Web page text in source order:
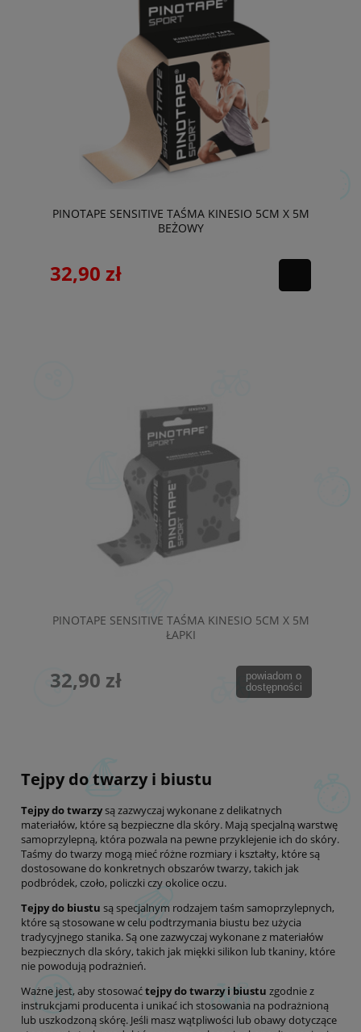
PINOTAPE SENSITIVE TAŚMA KINESIO 5CM X 5M
BEŻOWY
32,90 zł
PINOTAPE SENSITIVE TAŚMA KINESIO 5CM X 5M
ŁAPKI
32,90 zł
powiadom o
dostępności
Tejpy do twarzy i biustu
Tejpy do twarzysą zazwyczaj wykonane z delikatnych
materiałów, które są bezpieczne dla skóry. Mają specjalną warstwę
samoprzylepną, która pozwala na pewne przyklejenie ich do skóry.
Taśmy do twarzy mogą mieć różne rozmiary i kształty, które są
dostosowane do konkretnych obszarów twarzy, takich jak
podbródek, czoło, policzki czy okolice oczu.
Tejpy do biustu są specjalnym rodzajem taśm samoprzylepnych,
które są stosowane w celu podtrzymania biustu bez użycia
tradycyjnego stanika. Są one zazwyczaj wykonane z materiałów
bezpiecznych dla skóry, takich jak miękki silikon lub tkaniny, które
nie powodują podrażnień.
Ważne jest, aby stosowaćtejpy do twarzy i biustu zgodnie z
instrukcjami producenta i unikać ich stosowania na podrażnioną
lub uszkodzoną skórę. Jeśli masz wątpliwości lub obawy dotyczące